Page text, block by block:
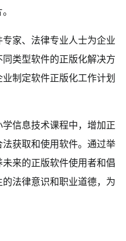
家、法律专业人士为企业
类型软件的正版化解决方
制定软件正版化工作计划
信息技术课程中，增加正
获取和使用软件。通过举
来的正版软件使用者和倡
法律意识和职业道德，为